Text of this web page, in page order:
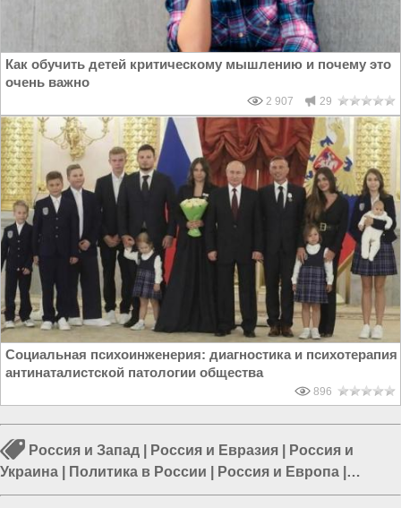
Как обучить детей критическому мышлению и почему это
очень важно
2 907 29
Социальная психоинженерия: диагностика и психотерапия
антинаталистской патологии общества
896
Россия и Запад Россия и Евразия
Россия и
Украина
Политика в России Россия и Европа
Власть в РФ|Европа и Украина